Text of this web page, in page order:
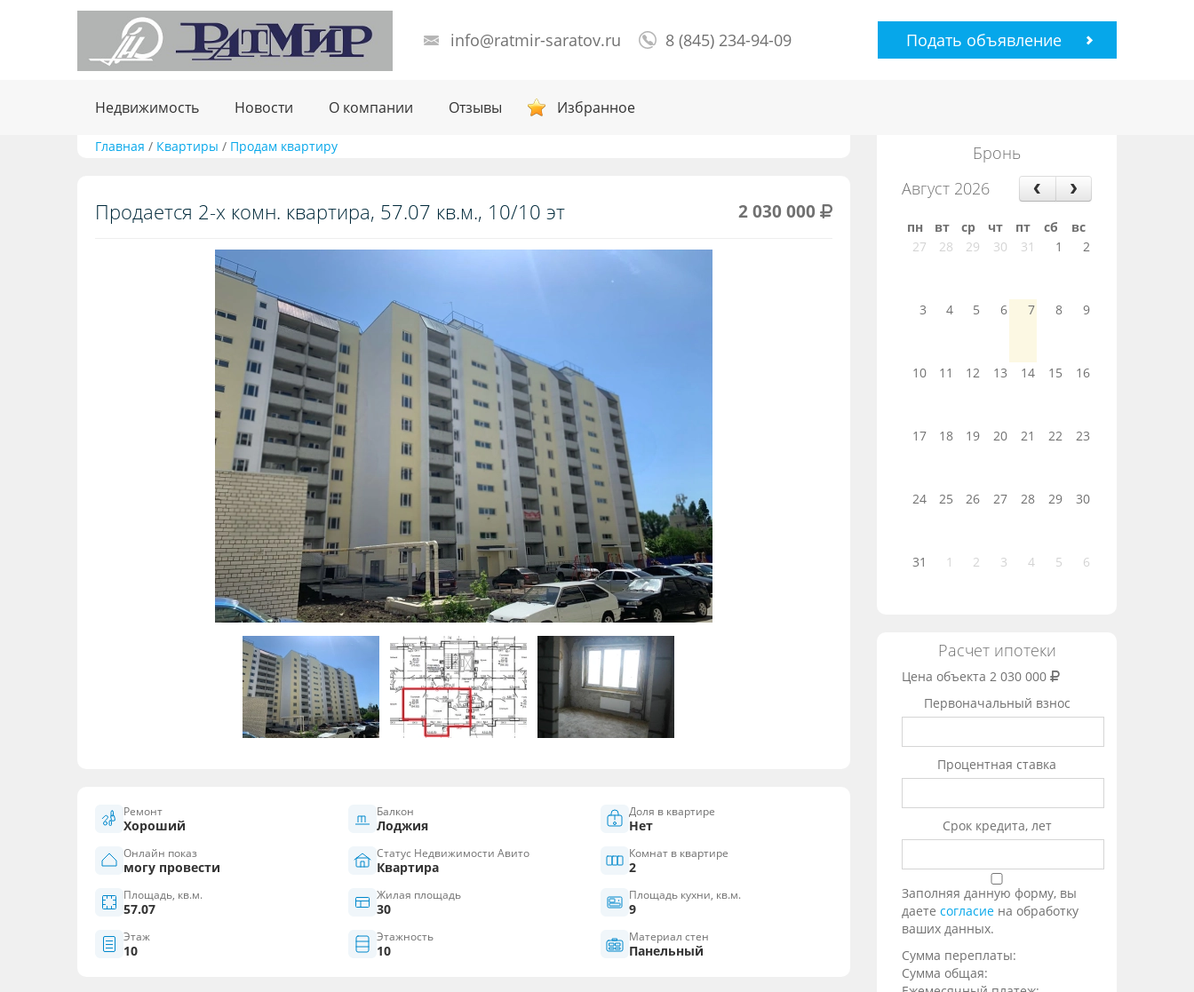
info@ratmir-saratov.ru 8 (845) 234-94-09 Подать объявление
Недвижимость Новости О компании Отзывы Избранное
Главная / Квартиры / Продам квартиру
Продается 2-х комн. квартира, 57.07 кв.м., 10/10 эт 2 030 000
Ремонт
Хороший
Балкон
Лоджия
Доля в квартире
Нет
Онлайн показ
могу провести
Статус Недвижимости Авито
Квартира
Комнат в квартире
2
Площадь, кв.м.
57.07
Жилая площадь
30
Площадь кухни, кв.м.
9
Этаж
10
Этажность
10
Материал стен
Панельный
Бронь
Август 2026
пн вт ср чт пт сб
вс
27
28 29 30 31 1 2
3 4 5 6 7 8 9
10 11 12 13 14 15 16
17 18 19 20 21 22 23
24 25 26 27 28 29 30
31 1 2 3 4 5 6
Расчет ипотеки
Цена объекта 2 030 000
Первоначальный взнос
Процентная ставка
Срок кредита, лет
Заполняя данную форму, вы
даете согласие на обработку
ваших данных.
Сумма переплаты:
Сумма общая: